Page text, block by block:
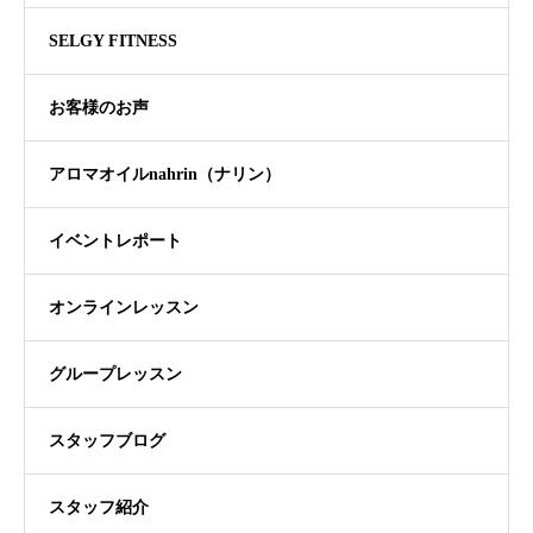
SELGY FITNESS
お客様のお声
アロマオイルnahrin（ナリン）
イベントレポート
オンラインレッスン
グループレッスン
スタッフブログ
スタッフ紹介